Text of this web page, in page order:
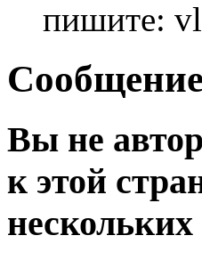
пишите:
Вы не
к этой